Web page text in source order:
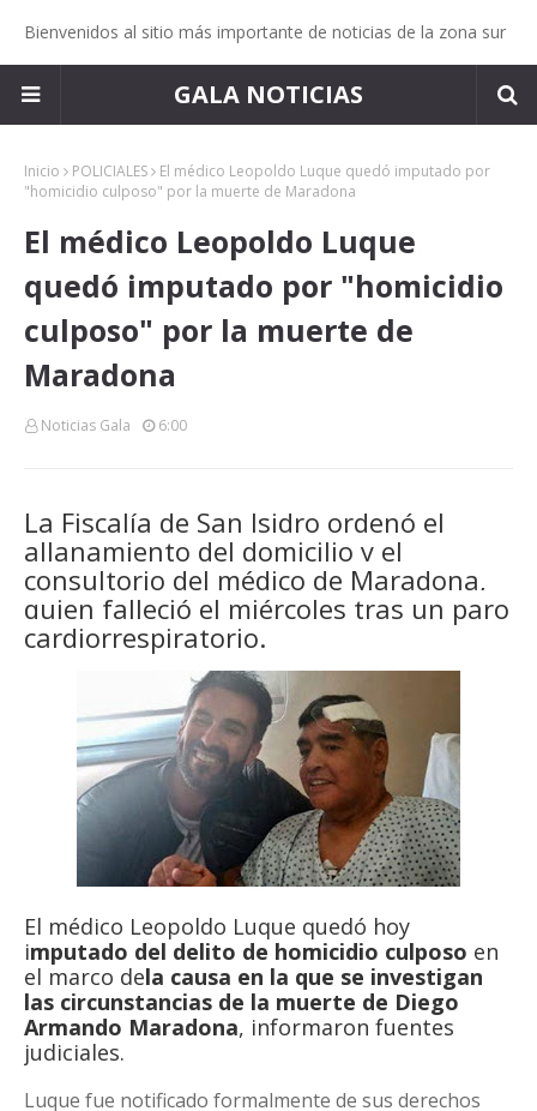
Bienvenidos al sitio más importante de noticias de la zona sur
GALA NOTICIAS
Inicio POLICIALES
El médico Leopoldo Luque quedó imputado por
"homicidio culposo" por la muerte de Maradona
El médico Leopoldo Luque
quedó imputado por "homicidio
culposo" por la muerte de
Maradona
Noticias Gala 6:00
La Fiscalía de San Isidro ordenó el
allanamiento del domicilio y el
consultorio del médico de Maradona,
quien falleció el miércoles tras un paro
cardiorrespiratorio.
El médico Leopoldo Luque quedó hoy
imputado del delito de homicidio culposo en
el marco dela causa en la que se investigan
las circunstancias de la muerte de Diego
Armando Maradona, informaron fuentes
judiciales.
Luque fue notificado formalmente de sus derechos